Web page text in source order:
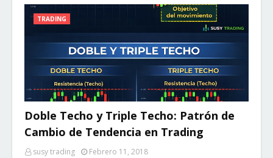
TRADING
Doble Techo y Triple Techo: Patrón de
Cambio de Tendencia en Trading
susy trading
Febrero 11, 2018